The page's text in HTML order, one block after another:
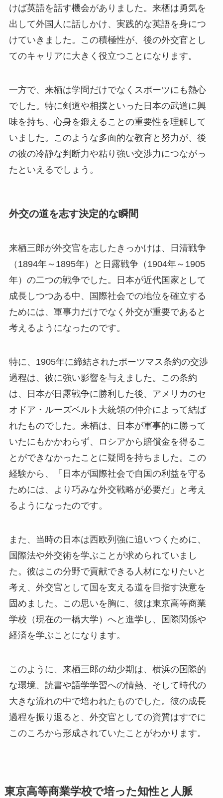
けば英語を話す機会がありました。来栖は勇気を
出して外国人に話しかけ、実践的な英語を身につ
けていきました。この積極性が、後の外交官とし
てのキャリアに大きく役立つことになります。
一方で、来栖は学問だけでなくスポーツにも熱心
でした。特に剣道や相撲といった日本の武道に興
味を持ち、心身を鍛えることの重要性を理解して
いました。このような多面的な教育と努力が、後
の彼の冷静な判断力や粘り強い交渉力につながっ
たといえるでしょう。
外交の道を志す決定的な瞬間
来栖三郎が外交官を志したきっかけは、日清戦争
（1894年～1895年）と日露戦争（1904年～1905
年）の二つの戦争でした。日本が近代国家として
成長しつつある中、国際社会での地位を確立する
ためには、軍事力だけでなく外交が重要であると
考えるようになったのです。
特に、1905年に締結されたポーツマス条約の交渉
過程は、彼に強い影響を与えました。この条約
は、日本が日露戦争に勝利した後、アメリカのセ
オドア・ルーズベルト大統領の仲介によって結ば
れたものでした。来栖は、日本が軍事的に勝って
いたにもかかわらず、ロシアから賠償金を得るこ
とができなかったことに疑問を持ちました。この
経験から、「日本が国際社会で自国の利益を守る
ためには、より巧みな外交戦略が必要だ」と考え
るようになったのです。
また、当時の日本は西欧列強に追いつくために、
国際法や外交術を学ぶことが求められていまし
た。彼はこの分野で貢献できる人材になりたいと
考え、外交官として国を支える道を目指す決意を
固めました。この思いを胸に、彼は東京高等商業
学校（現在の一橋大学）へと進学し、国際関係や
経済を学ぶことになります。
このように、来栖三郎の幼少期は、横浜の国際的
な環境、読書や語学学習への情熱、そして時代の
大きな流れの中で培われたものでした。彼の成長
過程を振り返ると、外交官としての資質はすでに
このころから形成されていたことがわかります。
東京高等商業学校で培った知性と人脈